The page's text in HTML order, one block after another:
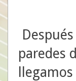
paredes